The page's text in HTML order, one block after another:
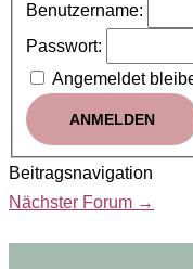
Benutzername:
Passwort:
Angemeldet
ANMELDEN
Beitragsnavigation
Nächster Forum →